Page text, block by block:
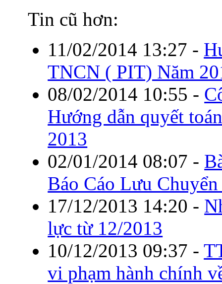
Tin cũ hơn:
11/02/2014 13:27 -
TNCN ( PIT) Năm
08/02/2014 10:55 -
Hướng dẫn quyết
2013
02/01/2014 08:07 -
Báo Cáo Lưu
17/12/2013 14:20 -
lực từ 12/2013
10/12/2013 09:37 -
vi phạm hành chính